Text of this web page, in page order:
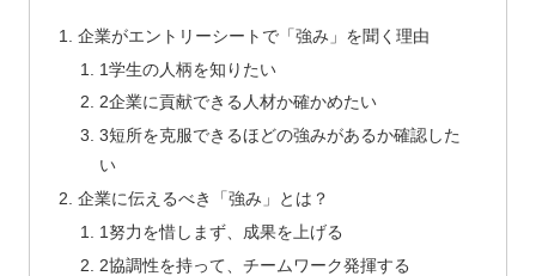
企業がエントリーシートで「強み」を聞く理由
1学生の人柄を知りたい
2企業に貢献できる人材か確かめたい
3短所を克服できるほどの強みがあるか確認した
い
企業に伝えるべき「強み」とは？
1努力を惜しまず、成果を上げる
2協調性を持って、チームワーク発揮する